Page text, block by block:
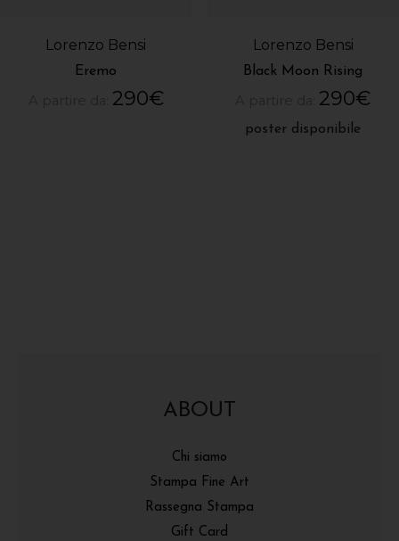
Lorenzo Bensi
Eremo
290€
Lorenzo Bensi
Black Moon Rising
290€
poster disponibile
ABOUT
Chi siamo
Stampa Fine Art
Rassegna Stampa
Gift Card